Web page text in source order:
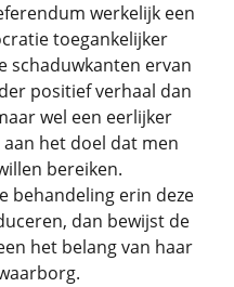
werkelijk een
toegankelijker
schaduwkanten ervan
positief verhaal dan
wel een eerlijker
het doel dat men
bereiken.
behandeling erin deze
dan bewijst de
het belang van haar